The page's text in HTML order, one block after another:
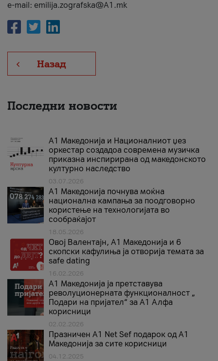
e-mail: emilija.zografska@A1.mk
Назад
Последни новости
А1 Македонија и Националниот џез
оркестар создадоа современа музичка
приказна инспирирана од македонското
културно наследство
03.07.2026
A1 Македонија почнува моќна
национална кампања за поодговорно
користење на технологијата во
сообраќајот
18.05.2026
Овој Валентајн, A1 Македонија и 6
скопски кафулиња ја отворија темата за
safe dating
16.02.2026
А1 Македонија ја претставува
револуционерната функционалност „
Подари на пријател“ за А1 Алфа
корисници
02.02.2026
Празничен A1 Net Sеf подарок од А1
Македонија за сите корисници
04.12.2025